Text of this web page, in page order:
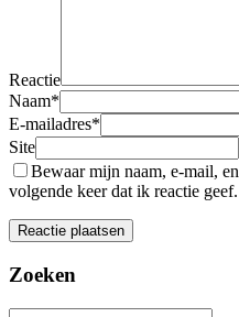
Reactie
Naam*
E-mailadres*
Site
Bewaar mijn naam, e-mail,
volgende keer dat ik reactie geef.
Zoeken